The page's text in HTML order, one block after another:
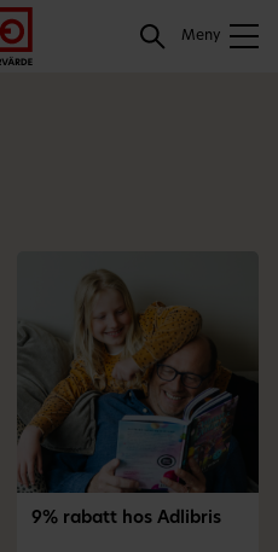
Gå
till
meny
Logga
in
Hoppa
till
innehåll
Meny
Sök
9% rabatt hos Adlibris